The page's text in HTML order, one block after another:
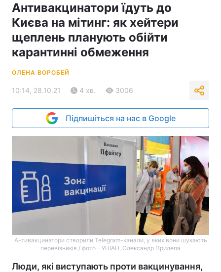
Антивакцинатори їдуть до
Києва на мітинг: як хейтери
щеплень планують обійти
карантинні обмеження
ОЛЕНА ВОРОБЕЙ
10:14, 28.10.21 4 хв. 3006
Підпишіться на нас в Google
Антивакцинатори створили Telegram-канали, у яких вони шукають
перевізників / фото - УНІАН, Олександр Прилепа
Люди, які виступають проти вакцинування,